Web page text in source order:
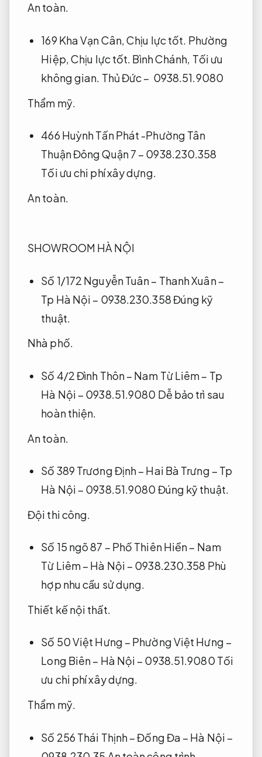
An toàn.
169 Kha Vạn Cân,Chịu lực tốt. Phường
Hiệp,Chịu lực tốt. Bình Chánh, Tối ưu
không gian. Thủ Đức – 0938.51.9080
Thẩm mỹ.
466 Huỳnh Tấn Phát -Phường Tân
Thuận Đông Quận 7 – 0938.230.358
Tối ưu chi phí xây dựng.
An toàn.
SHOWROOM HÀ NỘI
Số 1/172 Nguyễn Tuân – Thanh Xuân –
Tp Hà Nội – 0938.230.358Đúng kỹ
thuật.
Nhà phố.
Số 4/2 Đình Thôn – Nam Từ Liêm – Tp
Hà Nội – 0938.51.9080 Dễ bảo trì sau
hoàn thiện.
An toàn.
Số 389 Trương Định – Hai Bà Trưng – Tp
Hà Nội – 0938.51.9080 Đúng kỹ thuật.
Đội thi công.
Số 15 ngõ 87 – Phố Thiên Hiền – Nam
Từ Liêm – Hà Nội – 0938.230.358 Phù
hợp nhu cầu sử dụng.
Thiết kế nội thất.
Số 50 Việt Hưng – Phường Việt Hưng –
Long Biên – Hà Nội – 0938.51.9080 Tối
ưu chi phí xây dựng.
Thẩm mỹ.
Số 256 Thái Thịnh – Đống Đa – Hà Nội –